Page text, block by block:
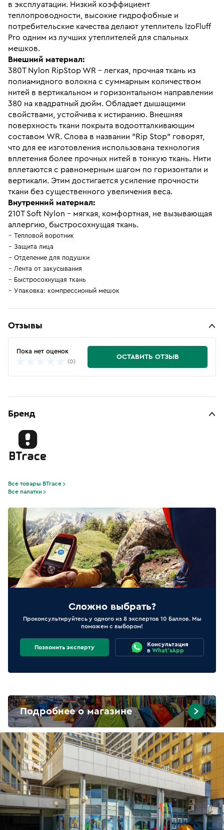
в эксплуатации. Низкий коэффициент
теплопроводности, высокие гидрофобные и
потребительские качества делают утеплитель IzoFluff
Pro одним из лучших утеплителей для спальных
мешков.
Внешний материал:
380Т Nylon RipStop WR - легкая, прочная ткань из
полиамидного волокна с суммарным количеством
нитей в вертикальном и горизонтальном направлении
380 на квадратный дюйм. Обладает дышащими
свойствами, устойчива к истиранию. Внешняя
поверхность ткани покрыта водоотталкивающим
составом WR. Слова в названии "Rip Stop" говорят,
что для ее изготовления использована технология
вплетения более прочных нитей в тонкую ткань. Нити
вплетаются с равномерным шагом по горизонтали и
вертикали. Этим достигается усиление прочности
ткани без существенного увеличения веса.
Внутренний материал:
210T Soft Nylon - мягкая, комфортная, не вызывающая
аллергию, быстросохнущая ткань.
Тепловой воротник
Защита лица
Отделение для подушки
Лента от закусывания
Быстросохнущая ткань
Упаковка: компрессионый мешок
Отзывы
Пока нет оценок
(0)
ОСТАВИТЬ ОТЗЫВ
Бренд
Все товары BTrace
Все палатки
Сложно выбрать?
Проконсультируйтесь у одного из 8 экспертов 10 Баллов. Мы
поможем с выбором!
Позвонить эксперту
Консультация
в What'sApp
Подробнее о магазине